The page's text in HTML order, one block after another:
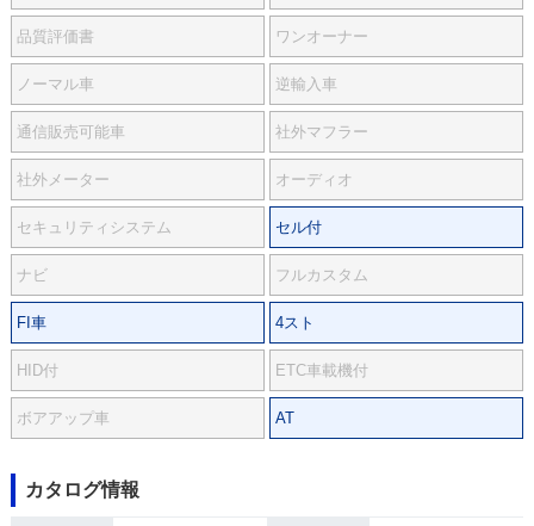
品質評価書 ワンオーナー
ノーマル車 逆輸入車
通信販売可能車 社外マフラー
社外メーター オーディオ
セキュリティシステム セル付
ナビ フルカスタム
FI車 4スト
HID付 ETC車載機付
ボアアップ車 AT
カタログ情報